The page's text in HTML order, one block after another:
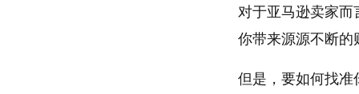
对于亚马逊卖家
你带来源源不断的
但是，要如何找准